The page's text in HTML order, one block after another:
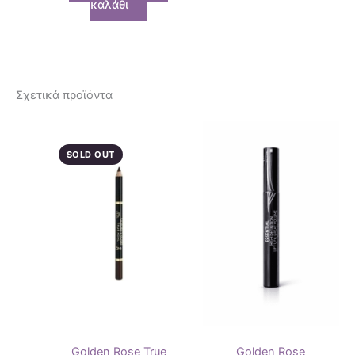
καλάθι
Σχετικά προϊόντα
SOLD OUT
Golden Rose True
Golden Rose